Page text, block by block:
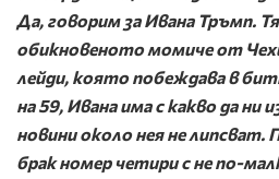
Да, говорим за Ивана Тръмп.
обикновеното момиче от
лейди, която побеждава в
на 59, Ивана има с какво да ни
новини около неяне липсват.
брак номер четири с не по-